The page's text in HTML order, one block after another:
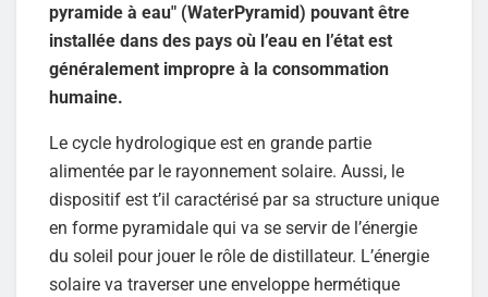
pyramide à eau" (WaterPyramid) pouvant être
installée dans des pays où l’eau en l’état est
généralement impropre à la consommation
humaine.
Le cycle hydrologique est en grande partie
alimentée par le rayonnement solaire. Aussi, le
dispositif est t’il caractérisé par sa structure unique
en forme pyramidale qui va se servir de l’énergie
du soleil pour jouer le rôle de distillateur. L’énergie
solaire va traverser une enveloppe hermétique